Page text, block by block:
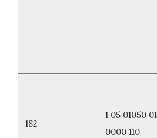
182
1 05 01050 01
0000 110